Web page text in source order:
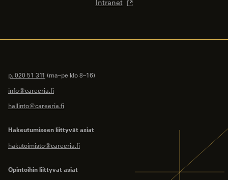
Intranet
p. 020 51 311 (ma–pe klo 8–16)
info@careeria.fi
hallinto@careeria.fi
Hakeutumiseen liittyvät asiat
hakutoimisto@careeria.fi
Opintoihin liittyvät asiat